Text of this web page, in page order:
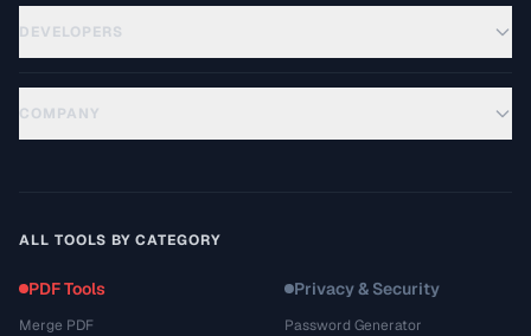
DEVELOPERS
COMPANY
ALL TOOLS BY CATEGORY
PDF Tools
Merge PDF
Privacy & Security
Password Generator